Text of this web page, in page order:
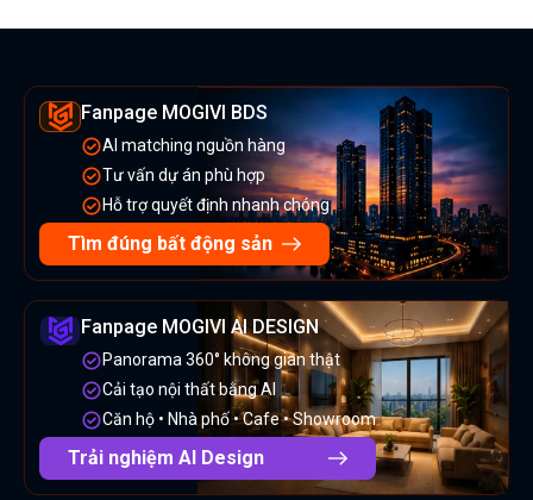
Fanpage MOGIVI BDS
AI matching nguồn hàng
Tư vấn dự án phù hợp
Hỗ trợ quyết định nhanh chóng
Tìm đúng bất động sản
Fanpage MOGIVI AI DESIGN
Panorama 360° không gian thật
Cải tạo nội thất bằng AI
Căn hộ • Nhà phố • Cafe • Showroom
Trải nghiệm AI Design